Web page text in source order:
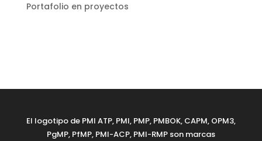
Portafolio en proyectos
El logotipo de PMI ATP, PMI, PMP, PMBOK, CAPM, OPM3,
PgMP, PfMP, PMI-ACP, PMI-RMP son marcas